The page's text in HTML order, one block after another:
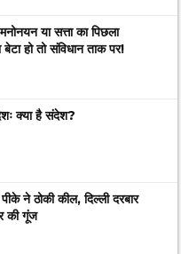
या सत्ता का पिछला
हो तो संविधान ताक पर!
क्या है संदेश?
ने ठोकी कील, दिल्ली दरबार
की गूंज